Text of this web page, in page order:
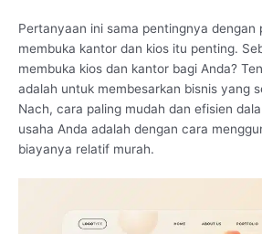
Pertanyaan ini sama pentingnya dengan
membuka kantor dan kios itu penting.
membuka kios dan kantor bagi Anda?
adalah untuk membesarkan bisnis yang
Nach, cara paling mudah dan efisien
usaha Anda adalah dengan cara
biayanya relatif murah.